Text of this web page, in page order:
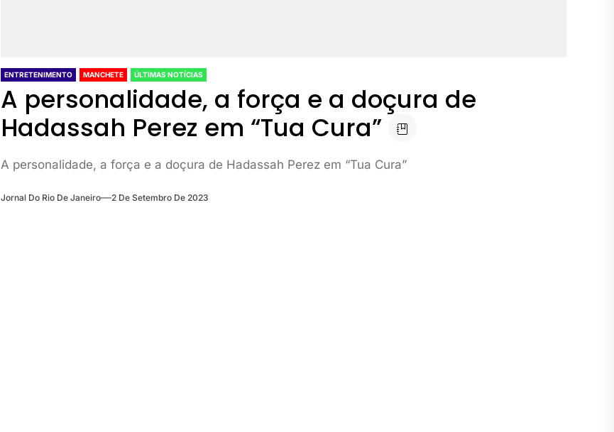
ENTRETENIMENTO MANCHETE ÚLTIMAS NOTÍCIAS
A personalidade, a força e a doçura de
Hadassah Perez em “Tua Cura”
A personalidade, a força e a doçura de Hadassah Perez em “Tua Cura”
Jornal Do Rio De Janeiro 2 De Setembro De 2023